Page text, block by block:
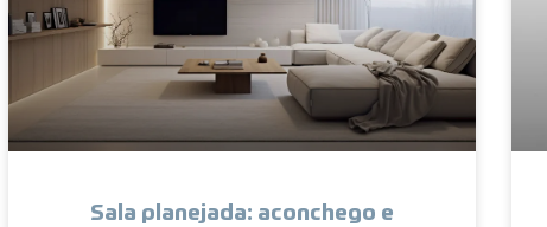
Sala planejada: aconchego e